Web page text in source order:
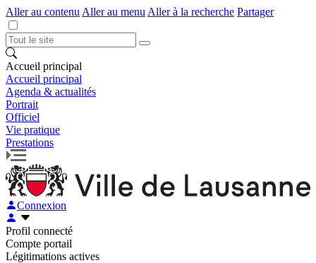
Aller au contenu Aller au menu Aller à la recherche Partager
Accueil principal
Accueil principal
Agenda & actualités
Portrait
Officiel
Vie pratique
Prestations
Connexion
Profil connecté
Compte portail
Légitimations actives